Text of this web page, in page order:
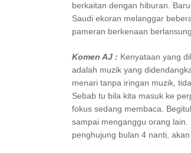
berkaitan dengan hiburan.
Saudi ekoran melanggar
pameran berkenaan
Komen AJ : Kenyataan yang
adalah muzik yang
menari tanpa iringan muzik,
Sebab tu bila kita masuk ke
fokus sedang membaca.
sampai menganggu orang lain.
penghujung bulan 4 nanti,